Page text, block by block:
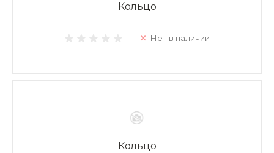
Кольцо
Нет в наличии
Кольцо